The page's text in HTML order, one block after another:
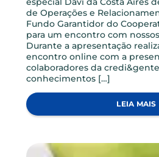
Dicas para você navegar
app da Credi você tem os
instituição financeira de
Após realizar seu acesso
poderá consultar e
corrente, fazer
de terceiros via TED,
resgates […]
LEIA